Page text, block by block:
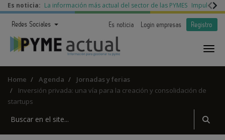
Es noticia: La información más actual del sector de las PYMES Impulso a
Redes Sociales Es noticia Login empresas Registro
Home Agenda
Jornadas y ferias
Inversión privada: una vía para la creación y consolidación de
startups